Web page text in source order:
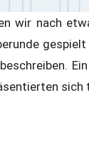
wir nach